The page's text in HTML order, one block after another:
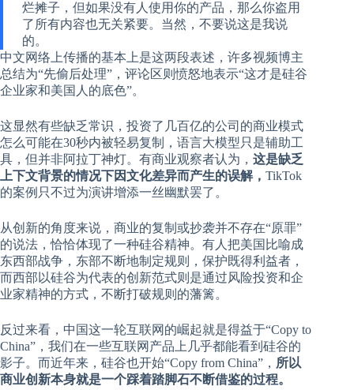
烂摊子，但如果没有人使用你的产品，那么你盗用
了所有内容也无关紧要。当然，不要说这是我说
的。
中文网络上传播的基本上是这两段表述，许多视频博主
总结为“先偷后处理”，评论区则愤怒地表示“这才是硅谷
企业家和美国人的底色”。
这显然有些缺乏常识，投资了几百亿的公司的商业模式
怎么可能在30秒内被轻易复制，语言大模型只是辅助工
具，但并非阿拉丁神灯。有商业观察者认为， 这是缺乏
上下文背景的情况下因文化差异而产生的误解， TikTok
的案例只不过为演讲增添一丝幽默罢了。
从创新的角度来说，商业的复制或抄袭并不存在“原罪”
的说法，恰恰体现了一种硅谷精神。有人把美国比喻成
东西部战争，东部不断地制定规则，保护既得利益者，
而西部以硅谷为代表的创新范式则是通过风险投资和企
业家精神的方式，不断打破规则的藩篱。
反过来看，中国这一轮互联网的崛起就是得益于“Copy to
China”，我们在一些互联网产品上几乎都能看到硅谷的
影子。而近年来，硅谷也开始“Copy from China”， 所以
商业创新本身就是一个踩着踏脚石不断借鉴的过程。